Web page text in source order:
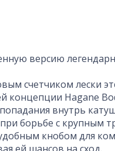
версию
счетчиком лески
Hagane
внутрь
борьбе с
кнобом для